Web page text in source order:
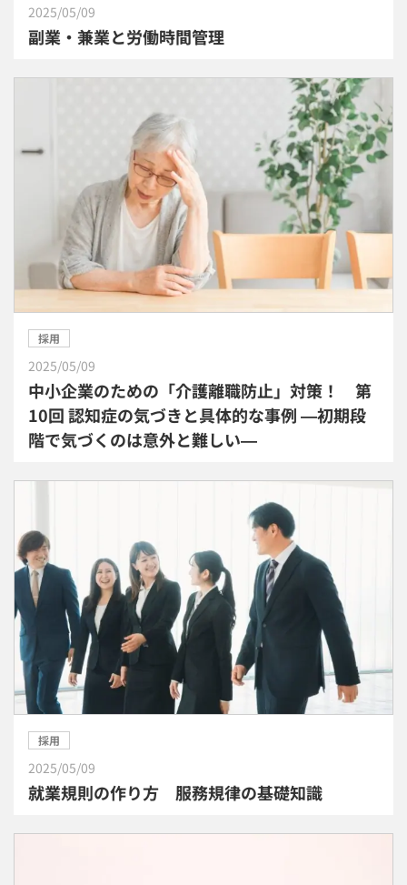
2025/05/09
副業・兼業と労働時間管理
採用
2025/05/09
中小企業のための「介護離職防止」対策！ 第
10回 認知症の気づきと具体的な事例 ―初期段
階で気づくのは意外と難しい―
採用
2025/05/09
就業規則の作り方 服務規律の基礎知識